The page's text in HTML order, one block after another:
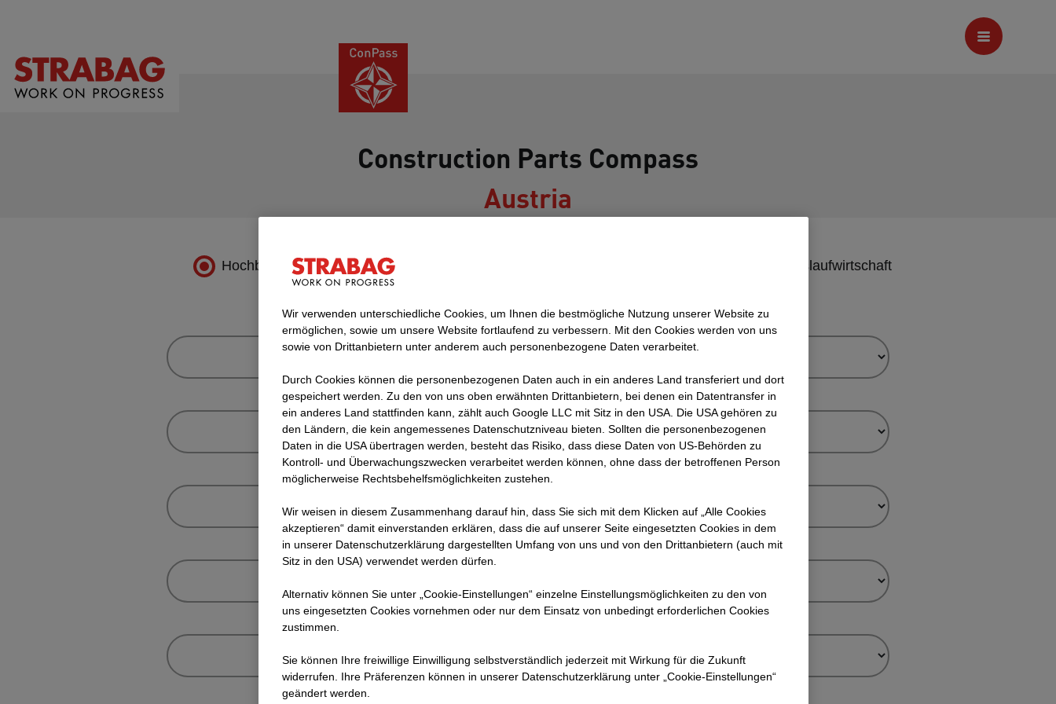
Construction Parts Compass
Austria
Hochbau Kreislaufwirtschaft
Wir verwenden unterschiedliche Cookies, um Ihnen die best­mögliche Nutzung unserer Website zu
ermöglichen, sowie um unsere Website fortlaufend zu verbessern. Mit den Cookies werden von uns
sowie von Drittanbietern unter anderem auch personenbezogene Daten verarbeitet.
Durch Cookies können die personenbezogenen Daten auch in ein anderes Land transferiert und dort
gespeichert werden. Zu den von uns oben erwähnten Drittanbietern, bei denen ein Datentransfer in
ein anderes Land stattfinden kann, zählt auch Google LLC mit Sitz in den USA. Die USA gehören zu
den Ländern, die kein angemessenes Datenschutzniveau bieten. Sollten die personenbezogenen
Daten in die USA übertragen werden, besteht das Risiko, dass diese Daten von US-Behörden zu
Kontroll- und Überwachungszwecken verarbeitet werden können, ohne dass der betroffenen Person
möglicherweise Rechtsbehelfsmöglichkeiten zustehen.
Wir weisen in diesem Zusammenhang darauf hin, dass Sie sich mit dem Klicken auf „Alle Cookies
akzeptieren“ damit ein­ver­standen erklären, dass die auf unserer Seite eingesetzten Cookies in dem
in unserer Datenschutzerklärung dargestellten Umfang von uns und von den Drittanbietern (auch mit
Sitz in den USA) verwendet werden dürfen.
Alternativ können Sie unter „Cookie-Einstellungen“ einzelne Einstellungsmöglichkeiten zu den von
uns eingesetzten Cookies vornehmen oder nur dem Einsatz von unbedingt erforderlichen Cookies
zustimmen.
Sie können Ihre freiwillige Einwilligung selbstverständlich jederzeit mit Wirkung für die Zukunft
widerrufen. Ihre Prä­fe­renzen können in unserer Datenschutzerklärung unter „Cookie-Einstellungen“
geändert werden.